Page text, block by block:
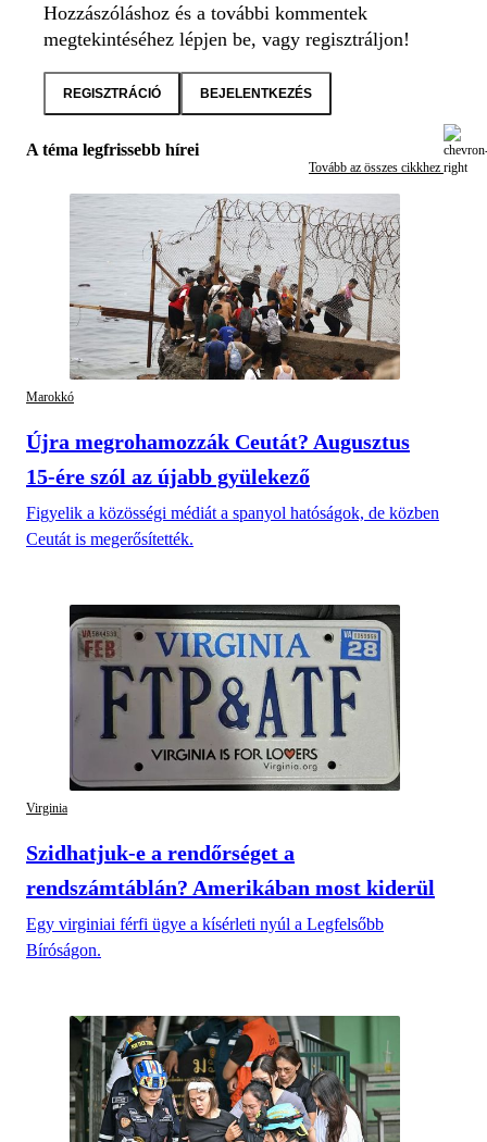
Hozzászóláshoz és a további kommentek
megtekintéséhez lépjen be, vagy regisztráljon!
REGISZTRÁCIÓ BEJELENTKEZÉS
A téma legfrissebb hírei
Tovább az összes cikkhez
Marokkó
Újra megrohamozzák Ceutát? Augusztus
15-ére szól az újabb gyülekező
Figyelik a közösségi médiát a spanyol hatóságok, de közben
Ceutát is megerősítették.
Virginia
Szidhatjuk-e a rendőrséget a
rendszámtáblán? Amerikában most kiderül
Egy virginiai férfi ügye a kísérleti nyúl a Legfelsőbb
Bíróságon.